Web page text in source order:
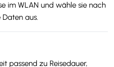
im WLAN und wähle sie nach
aus.
passend zu Reisedauer,